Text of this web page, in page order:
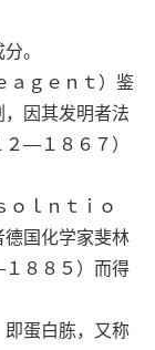
。
ｇｅｎｔ）鉴
因其发明者法
—１８６７）
ｌｎｔｉｏ
德国化学家斐林
１８８５）而得
蛋白胨，又称